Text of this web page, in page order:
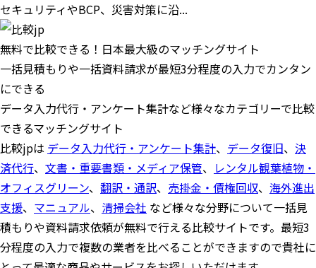
セキュリティやBCP、災害対策に沿...
無料で比較できる！日本最大級のマッチングサイト
一括見積もりや一括資料請求が最短3分程度の入力でカンタン
にできる
データ入力代行・アンケート集計など様々なカテゴリーで比較
できるマッチングサイト
比較jpは データ入力代行・アンケート集計、 データ復旧、 決
済代行、 文書・重要書類・メディア保管、 レンタル観葉植物・
オフィスグリーン、 翻訳・通訳、 売掛金・債権回収、 海外進出
支援、 マニュアル、 清掃会社 など様々な分野について一括見
積もりや資料請求依頼が無料で行える比較サイトです。最短3
分程度の入力で複数の業者を比べることができますので貴社に